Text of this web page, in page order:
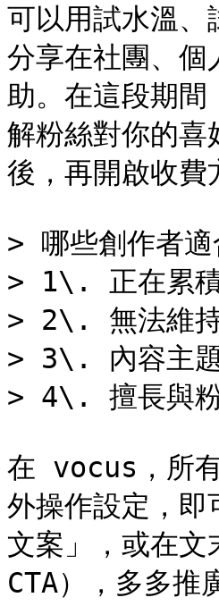
可以用試水溫、
分享在社團、個
助。在這段期間
解粉絲對你的喜
後，再開啟收費
> 哪些創作者
> 1\. 正在累積
> 2\. 無法維持
> 3\. 內容主題
> 4\. 擅長與粉
在 vocus，所
外操作設定，即
文案」，或在
CTA），多多推